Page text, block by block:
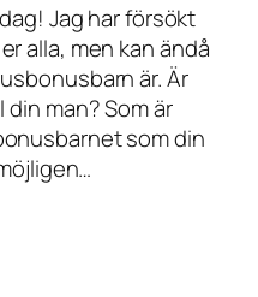
Jag har försökt
alla, men kan ändå
är. Är
man? Som är
som din